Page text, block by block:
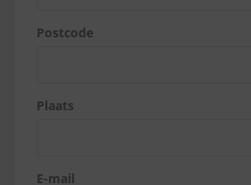
Postcode
Plaats
E-mail